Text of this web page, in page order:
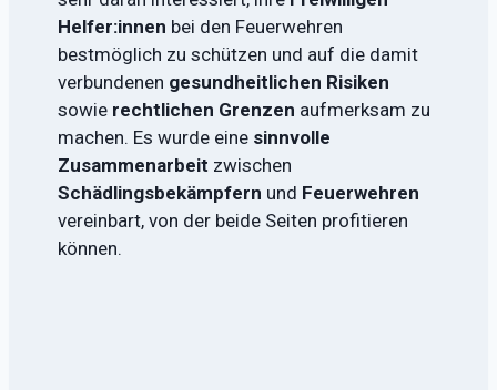
Helfer:innen bei den Feuerwehren
bestmöglich zu schützen und auf die damit
verbundenen gesundheitlichen Risiken
sowie rechtlichen Grenzen aufmerksam zu
machen. Es wurde eine sinnvolle
Zusammenarbeit zwischen
Schädlingsbekämpfern und Feuerwehren
vereinbart, von der beide Seiten profitieren
können.